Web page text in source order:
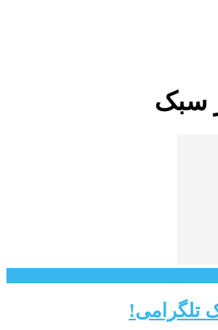
سبک
تلگرامی!